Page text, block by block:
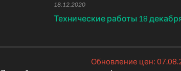
18.12.2020
Технические работы 18
Обновление цен: